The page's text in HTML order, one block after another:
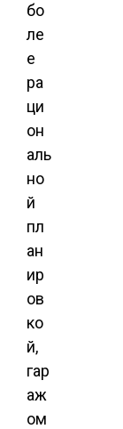
бо
ле
е
ра
ци
он
аль
но
й
пл
ан
ир
ов
ко
й,
гар
аж
ом